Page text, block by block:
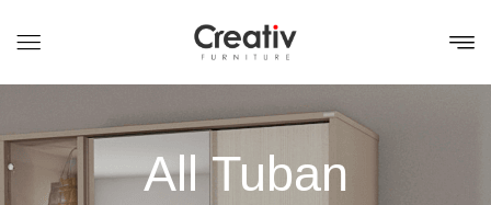
All Tuban